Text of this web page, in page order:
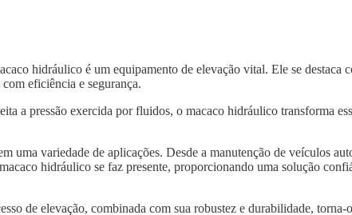
hidráulico é um equipamento de elevação vital. Ele se destaca
eficiência e segurança.
a pressão exercida por fluidos, o macaco hidráulico transforma
uma variedade de aplicações. Desde a manutenção de veículos
hidráulico se faz presente, proporcionando uma solução
de elevação, combinada com sua robustez e durabilidade,